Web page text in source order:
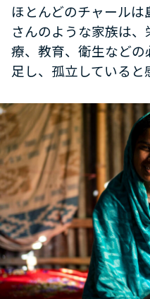
ほとんどのチャール
さんのような家族は
療、教育、衛生など
足し、孤立していると